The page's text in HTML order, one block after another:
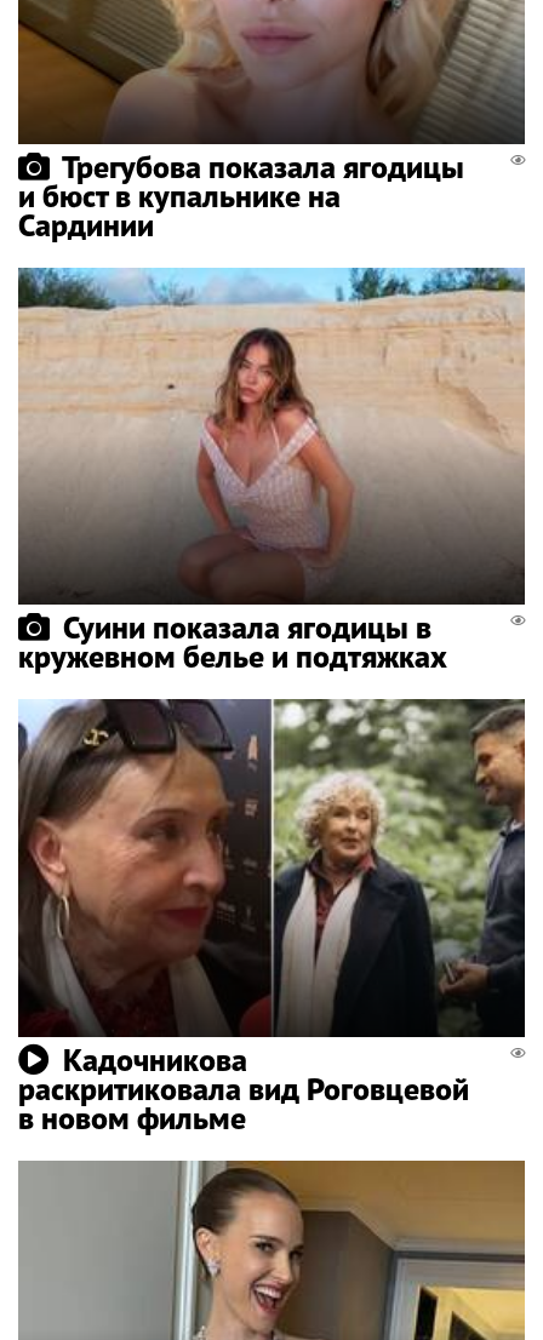
Трегубова показала ягодицы
и бюст в купальнике на
Сардинии
Суини показала ягодицы в
кружевном белье и подтяжках
Кадочникова
раскритиковала вид Роговцевой
в новом фильме